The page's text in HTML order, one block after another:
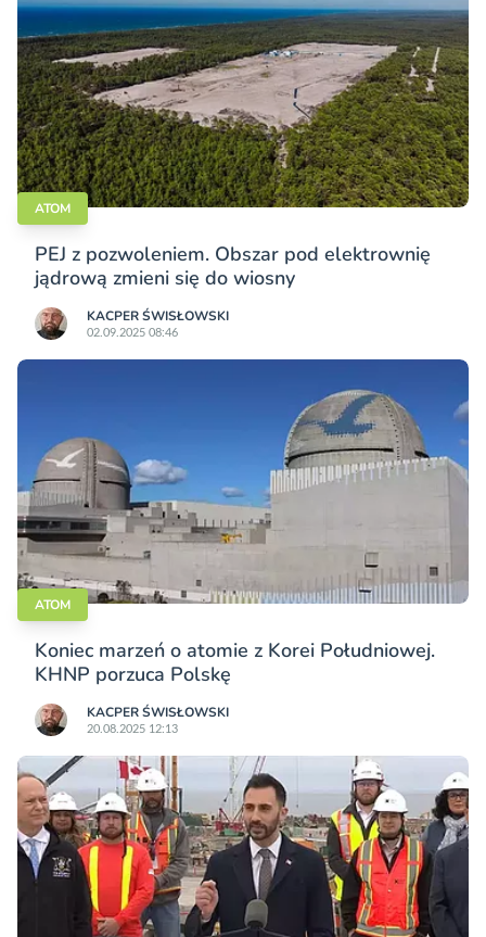
ATOM
PEJ z pozwoleniem. Obszar pod elektrownię
jądrową zmieni się do wiosny
KACPER ŚWISŁO­WSKI
02.09.2025 08:46
ATOM
Koniec marzeń o atomie z Korei Południowej.
KHNP porzuca Polskę
KACPER ŚWISŁO­WSKI
20.08.2025 12:13